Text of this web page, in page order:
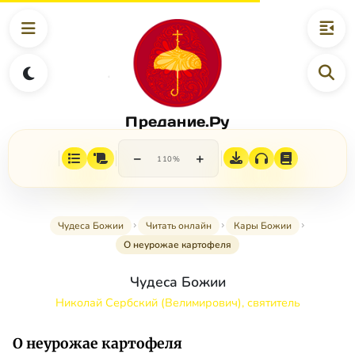
Предание.Ру
− 110% +
Чудеса Божии Читать онлайн
Кары Божии
О неурожае картофеля
Чудеса Божии
Николай Сербский (Велимирович), святитель
О неурожае картофеля